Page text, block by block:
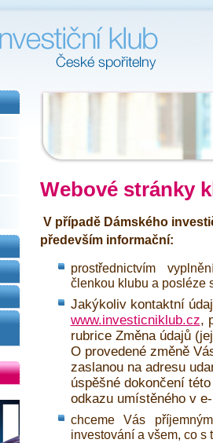
Webové stránky
V případě Dámského
především informační:
prostřednictvím
členkou klubu a posléze
Jakýkoliv kontaktní
www.investicniklub.cz,
rubrice Změna údajů
O provedené změně
zaslanou na adresu
úspěšné dokončení
odkazu umístěného v
chceme Vás
investování a všem, co s